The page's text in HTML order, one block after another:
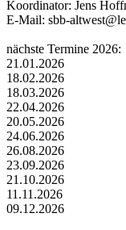
Koordinator: Jens
E-Mail: sbb-
nächste Termine 2026:
21.01.2026
18.02.2026
18.03.2026
22.04.2026
20.05.2026
24.06.2026
26.08.2026
23.09.2026
21.10.2026
11.11.2026
09.12.2026